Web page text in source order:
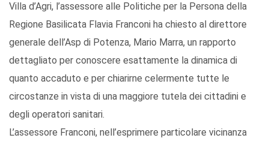
Villa d’Agri, l’assessore alle Politiche per la Persona della
Regione Basilicata Flavia Franconi ha chiesto al direttore
generale dell’Asp di Potenza, Mario Marra, un rapporto
dettagliato per conoscere esattamente la dinamica di
quanto accaduto e per chiarirne celermente tutte le
circostanze in vista di una maggiore tutela dei cittadini e
degli operatori sanitari.
L’assessore Franconi, nell’esprimere particolare vicinanza